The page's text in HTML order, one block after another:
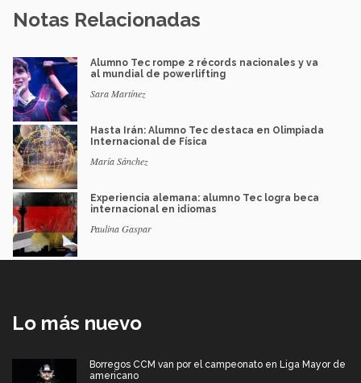
Notas Relacionadas
Alumno Tec rompe 2 récords nacionales y va
al mundial de powerlifting
Sara Martínez
Hasta Irán: Alumno Tec destaca en Olimpiada
Internacional de Física
María Sánchez
Experiencia alemana: alumno Tec logra beca
internacional en idiomas
Paulina Gaspar
Lo más nuevo
Borregos CCM van por el campeonato en Liga Mayor de
americano